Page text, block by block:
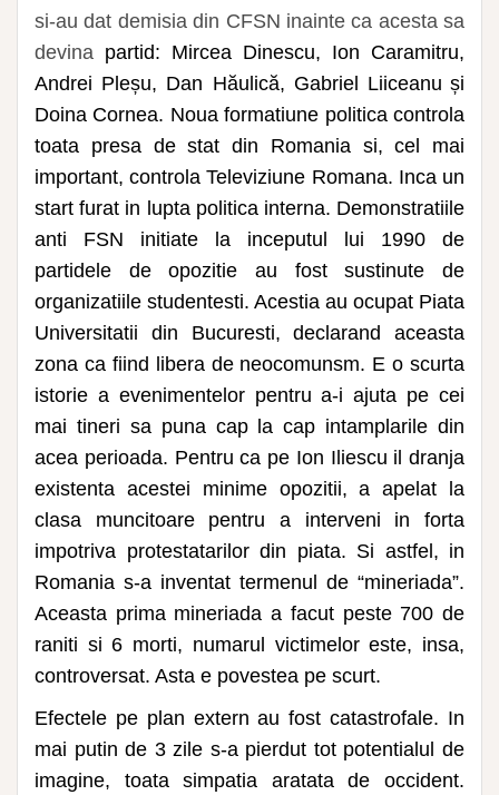
si-au dat demisia din CFSN inainte ca acesta sa
devina partid: Mircea Dinescu, Ion Caramitru,
Andrei Pleșu, Dan Hăulică, Gabriel Liiceanu și
Doina Cornea. Noua formatiune politica controla
toata presa de stat din Romania si, cel mai
important, controla Televiziune Romana. Inca un
start furat in lupta politica interna. Demonstratiile
anti FSN initiate la inceputul lui 1990 de
partidele de opozitie au fost sustinute de
organizatiile studentesti. Acestia au ocupat Piata
Universitatii din Bucuresti, declarand aceasta
zona ca fiind libera de neocomunsm. E o scurta
istorie a evenimentelor pentru a-i ajuta pe cei
mai tineri sa puna cap la cap intamplarile din
acea perioada. Pentru ca pe Ion Iliescu il dranja
existenta acestei minime opozitii, a apelat la
clasa muncitoare pentru a interveni in forta
impotriva protestatarilor din piata. Si astfel, in
Romania s-a inventat termenul de “mineriada”.
Aceasta prima mineriada a facut peste 700 de
raniti si 6 morti, numarul victimelor este, insa,
controversat. Asta e povestea pe scurt.
Efectele pe plan extern au fost catastrofale. In
mai putin de 3 zile s-a pierdut tot potentialul de
imagine, toata simpatia aratata de occident.